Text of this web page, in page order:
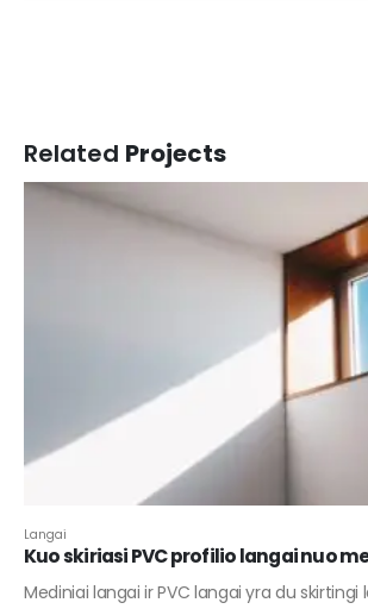
Related Projects
Langai
Kuo skiriasi PVC profilio langai nuo
Mediniai langai ir PVC langai yra du skirtingi